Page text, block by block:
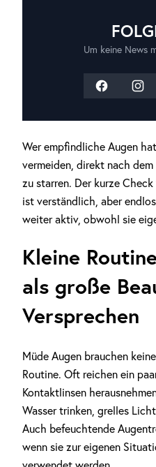
Um keine News
Wer empfindliche Augen
vermeiden, direkt nach
zu starren. Der kurze
ist verständlich, aber
weiter aktiv, obwohl sie
Kleine
als große
Versprechen
Müde Augen brauchen
Routine. Oft reichen ein
Kontaktlinsen
Wasser trinken, grelles
Auch befeuchtende
wenn sie zur eigenen